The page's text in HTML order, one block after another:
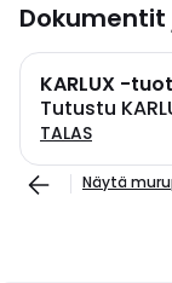
Dokumentit
KARLUX -
Tutustu
TALAS
Näytä